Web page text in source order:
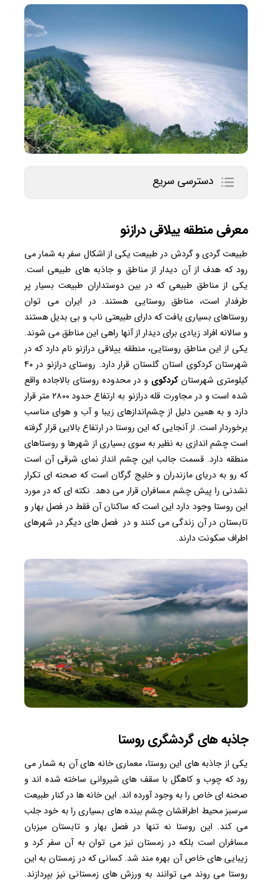
دسترسی سریع
معرفی منطقه ییلاقی درازنو
طبیعت گردی و گردش در طبیعت یکی از اشکال سفر به شمار می
رود که هدف از آن دیدار از مناطق و جاذبه های طبیعی است.
یکی از مناطق طبیعی که در بین دوستداران طبیعت بسیار پر
طرفدار است، مناطق روستایی هستند. در ایران می توان
روستاهای بسیاری یافت که دارای طبیعتی ناب و بی بدیل هستند
و سالانه افراد زیادی برای دیدار از آنها راهی این مناطق می شوند.
یکی از این مناطق روستایی، منطقه ییلاقی درازنو نام دارد که در
شهرستان کردکوی استان گلستان قرار دارد. روستای درازنو در ۴۰
کیلومتری شهرستانکردکوی و در محدوده روستای بالاجاده واقع
شده است و در مجاورت قله درازنو به ارتفاع حدود ۲۸۰۰ متر قرار
دارد و به همین دلیل از چشم‌اندازهای زیبا و آب و هوای مناسب
برخوردار است. از آنجایی که این روستا در ارتفاع بالایی قرار گرفته
است چشم اندازی به نظیر به سوی بسیاری از شهرها و روستاهای
منطقه دارد. قسمت جالب این چشم انداز نمای شرقی آن است
که رو به دریای مازندران و خلیج گرگان است که صحنه ای تکرار
نشدنی را پیش چشم مسافران قرار می دهد. نکته ای که در مورد
این روستا وجود دارد این است که ساکنان آن فقط در فصل بهار و
تابستان در آن زندگی می کنند و در فصل های دیگر در شهرهای
اطراف سکونت دارند.
جاذبه های گردشگری روستا
یکی از جاذبه های این روستا، معماری خانه های آن به شمار می
رود که چوب و کاهگل با سقف های شیروانی ساخته شده اند و
صحنه ای خاص را به وجود آورده اند. این خانه ها در کنار طبیعت
سرسبز محیط اطرافشان چشم بینده های بسیاری را به خود جلب
می کند. این روستا نه تنها در فصل بهار و تابستان میزبان
مسافران است بلکه در زمستان نیز می توان به آن سفر کرد و
زیبایی های خاص آن بهره مند شد. کسانی که در زمستان به این
روستا می روند می توانند به ورزش های زمستانی نیز بپردازند.